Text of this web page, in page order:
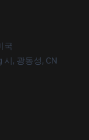
국
시, 광동성, CN